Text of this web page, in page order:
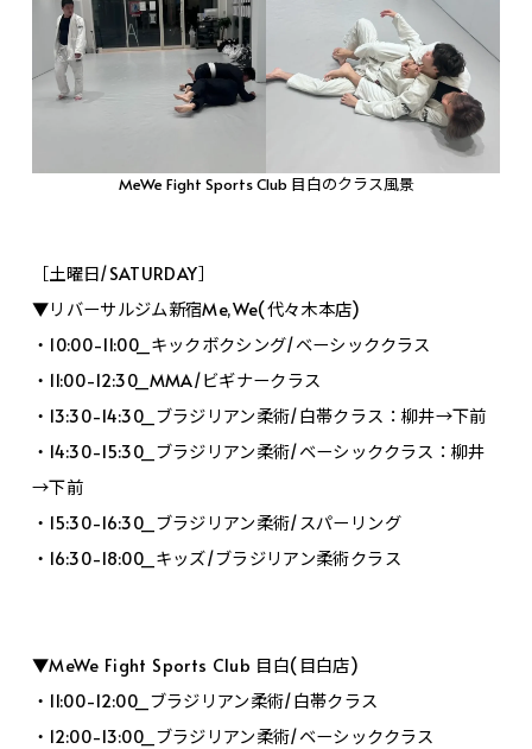
MeWe Fight Sports Club 目白のクラス風景
［土曜日/SATURDAY］
▼リバーサルジム新宿Me,We(代々木本店)
・10:00-11:00_キックボクシング/ベーシッククラス
・11:00-12:30_MMA/ビギナークラス
・13:30-14:30_ブラジリアン柔術/白帯クラス：柳井→下前
・14:30-15:30_ブラジリアン柔術/ベーシッククラス：柳井
→下前
・15:30-16:30_ブラジリアン柔術/スパーリング
・16:30-18:00_キッズ/ブラジリアン柔術クラス
▼MeWe Fight Sports Club 目白(目白店)
・11:00-12:00_ブラジリアン柔術/白帯クラス
・12:00-13:00_ブラジリアン柔術/ベーシッククラス